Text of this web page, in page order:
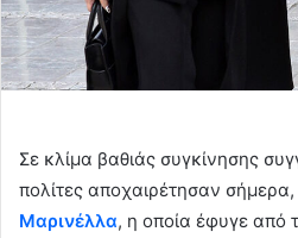
Σε κλίμα βαθιάς συγκίνησης
πολίτες αποχαιρέτησαν
Μαρινέλλα, η οποία έφυγε από